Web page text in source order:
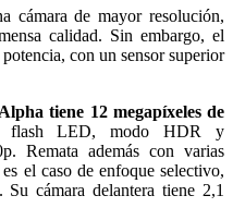
cámara de mayor resolución,
calidad. Sin embargo, el
con un sensor superior
tiene 12 megapíxeles de
flash LED, modo HDR y
Remata además con varias
el caso de enfoque selectivo,
cámara delantera tiene 2,1